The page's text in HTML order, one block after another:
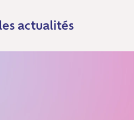
actualités